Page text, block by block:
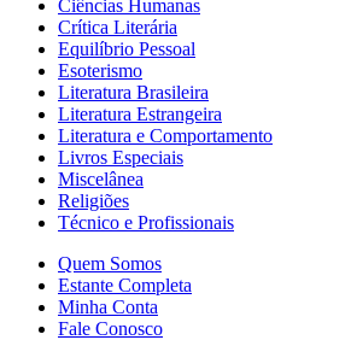
Ciências Humanas
Crítica Literária
Equilíbrio Pessoal
Esoterismo
Literatura Brasileira
Literatura Estrangeira
Literatura e Comportamento
Livros Especiais
Miscelânea
Religiões
Técnico e Profissionais
Quem Somos
Estante Completa
Minha Conta
Fale Conosco